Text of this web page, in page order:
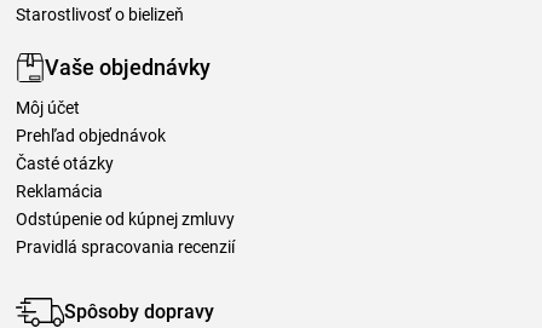
Starostlivosť o bielizeň
Vaše objednávky
Môj účet
Prehľad objednávok
Časté otázky
Reklamácia
Odstúpenie od kúpnej zmluvy
Pravidlá spracovania recenzií
Spôsoby dopravy